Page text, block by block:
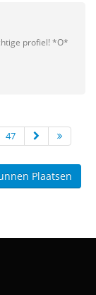
profiel! *O*
47
Plaatsen